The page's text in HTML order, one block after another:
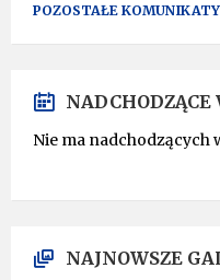
POZOSTAŁE KOMUNIKATY
Nie ma nadchodzących
NAJNOWSZE